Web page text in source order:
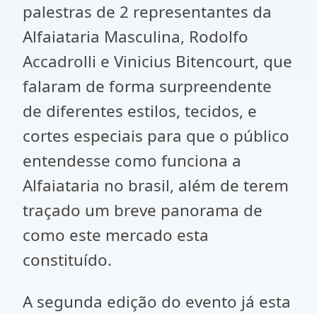
palestras de 2 representantes da
Alfaiataria Masculina, Rodolfo
Accadrolli e Vinicius Bitencourt, que
falaram de forma surpreendente
de diferentes estilos, tecidos, e
cortes especiais para que o público
entendesse como funciona a
Alfaiataria no brasil, além de terem
traçado um breve panorama de
como este mercado esta
constituído.
A segunda edição do evento já esta